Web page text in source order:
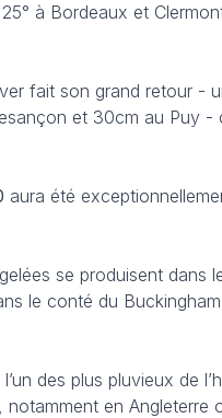
à Bordeaux et
fait son grand retour -
et 30cm au Puy -
aura été
se produisent dans
le conté du
l’un des plus pluvieux de
notamment en Angleterre